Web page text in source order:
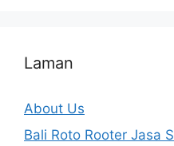
Laman
About Us
Bali Roto Rooter Jasa